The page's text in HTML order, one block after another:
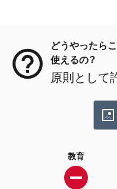
どうやったら
使えるの？
原則として
教育